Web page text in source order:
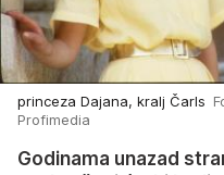
princeza Dajana, kralj Čarls
Profimedia
Godinama unazad